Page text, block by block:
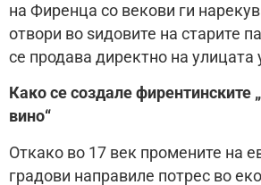
на Фиренца со векови ги
отвори во ѕидовите на старите
се продава директно на улицата
Како се создале фирентинските
вино“
Откако во 17 век промените на
градови направиле потрес во